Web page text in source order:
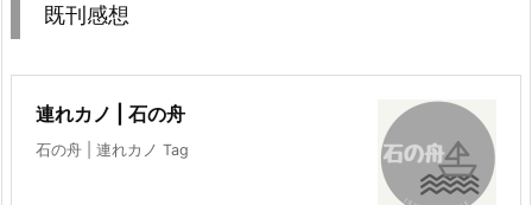
既刊感想
連れカノ | 石の舟
石の舟 | 連れカノ Tag